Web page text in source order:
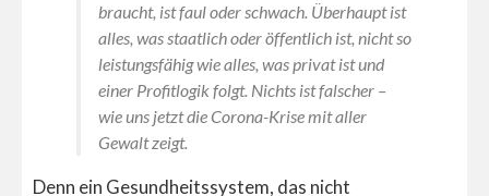
braucht, ist faul oder schwach. Überhaupt ist
alles, was staatlich oder öffentlich ist, nicht so
leistungsfähig wie alles, was privat ist und
einer Profitlogik folgt. Nichts ist falscher –
wie uns jetzt die Corona-Krise mit aller
Gewalt zeigt.
Denn ein Gesundheitssystem, das nicht